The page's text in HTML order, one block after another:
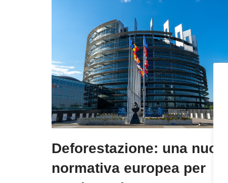
Deforestazione: una nuova
normativa europea per